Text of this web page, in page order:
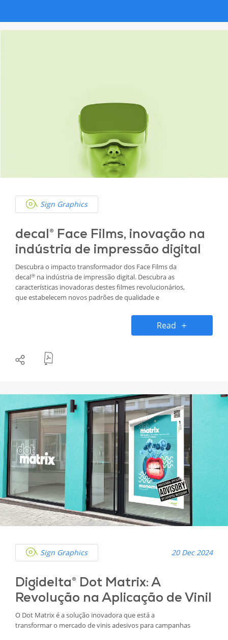
Sign Graphics
decal® Face Films, inovação na
indústria de impressão digital
Descubra o impacto transformador dos Face Films da
decal® na indústria de impressão digital. Descubra as
características inovadoras destes filmes revolucionários,
que estabelecem novos padrões de qualidade e
Read
Sign Graphics 20 Dec 2024
Digidelta® Dot Matrix: A
Revolução na Aplicação de Vinil
O Dot Matrix é a solução inovadora que está a
transformar o mercado de vinis adesivos para campanhas